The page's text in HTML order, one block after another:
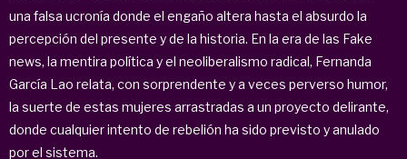
una falsa ucronía donde el engaño altera hasta el absurdo la
percepción del presente y de la historia. En la era de las Fake
news, la mentira política y el neoliberalismo radical, Fernanda
García Lao relata, con sorprendente y a veces perverso humor,
la suerte de estas mujeres arrastradas a un proyecto delirante,
donde cualquier intento de rebelión ha sido previsto y anulado
por el sistema.